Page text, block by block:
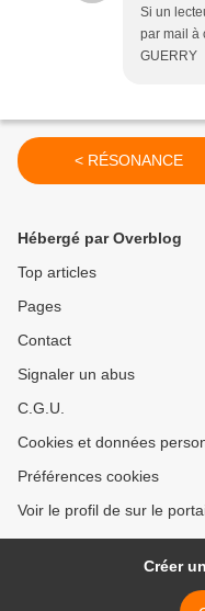
Si un
par mail à
GUERRY
< RÉSONANCE
Hébergé par Overblog
Top articles
Pages
Contact
Signaler un abus
C.G.U.
Cookies et données
Préférences cookies
Voir le profil de sur le
Créer